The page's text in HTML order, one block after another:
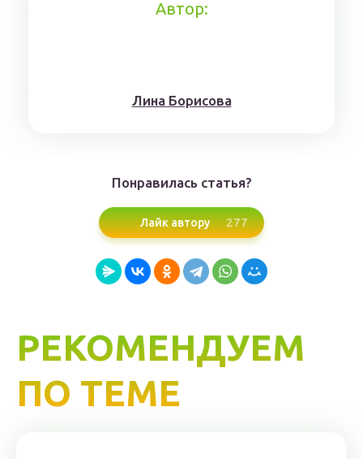
Автор:
Лина Борисoвa
Понравилась статья?
Лайк автору 277
РЕКОМЕНДУЕМ
ПО ТЕМЕ